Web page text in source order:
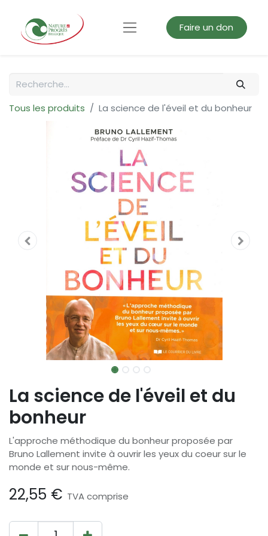
Faire un don
Tous les produits La science de l'éveil et du bonheur
La science de l'éveil et du
bonheur
L'approche méthodique du bonheur proposée par
Bruno Lallement invite à ouvrir les yeux du coeur sur le
monde et sur nous-même.
22,55 € TVA comprise